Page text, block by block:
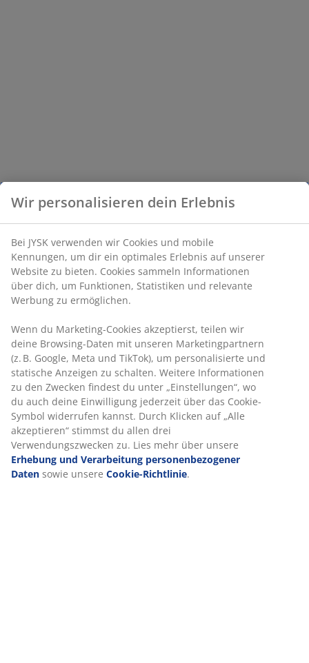
Wir personalisieren dein Erlebnis
Bei JYSK verwenden wir Cookies und mobile
Kennungen, um dir ein optimales Erlebnis auf unserer
Website zu bieten. Cookies sammeln Informationen
über dich, um Funktionen, Statistiken und relevante
Werbung zu ermöglichen.
Wenn du Marketing-Cookies akzeptierst, teilen wir
deine Browsing-Daten mit unseren Marketingpartnern
(z. B. Google, Meta und TikTok), um personalisierte und
statische Anzeigen zu schalten. Weitere Informationen
zu den Zwecken findest du unter „Einstellungen“, wo
du auch deine Einwilligung jederzeit über das Cookie-
Symbol widerrufen kannst. Durch Klicken auf „Alle
akzeptieren“ stimmst du allen drei
Verwendungszwecken zu. Lies mehr über unsere
Erhebung und Verarbeitung personenbezogener
Daten sowie unsere Cookie-Richtlinie.